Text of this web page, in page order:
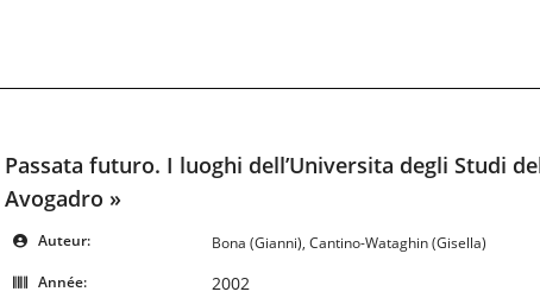
Passata futuro. I luoghi dell’Universita degli Studi
Avogadro »
Auteur:
Bona (Gianni), Cantino-Wataghin (Gisella)
Année:
2002